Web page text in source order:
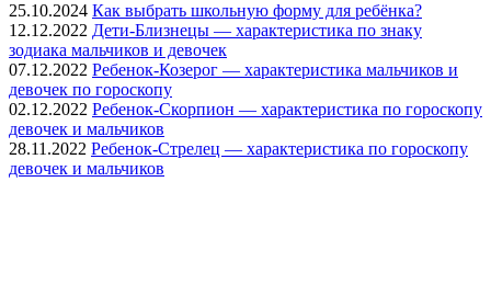
25.10.2024 Как выбрать школьную форму для ребёнка?
12.12.2022 Дети-Близнецы — характеристика по знаку
зодиака мальчиков и девочек
07.12.2022 Ребенок-Козерог — характеристика мальчиков и
девочек по гороскопу
02.12.2022 Ребенок-Скорпион — характеристика по гороскопу
девочек и мальчиков
28.11.2022 Ребенок-Стрелец — характеристика по гороскопу
девочек и мальчиков